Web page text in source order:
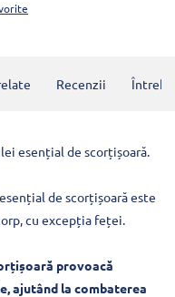
Recenzii
esențial de scorțișoară.
de scorțișoară este
cu excepția feței.
provoacă
ajutând la combaterea